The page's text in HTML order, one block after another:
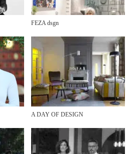
FEZA dsgn
A DAY OF DESIGN